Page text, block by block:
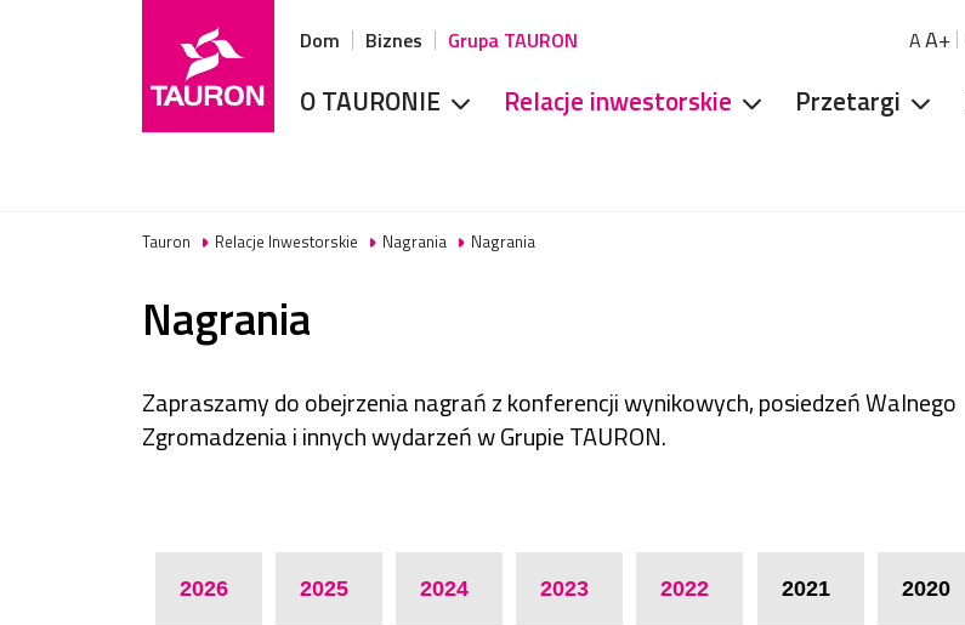
Dom Biznes Grupa TAURON
O TAURONIE Relacje inwestorskie Przetargi
AA+
Tauron Relacje Inwestorskie Nagrania Nagrania
Nagrania
Zapraszamy do obejrzenia nagrań z konferencji wynikowych, posiedzeń Walnego
Zgromadzenia i innych wydarzeń w Grupie TAURON.
2026 2025 2024 2023 2022 2021 2020